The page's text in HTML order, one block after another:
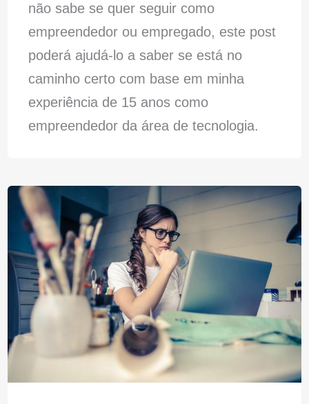
não sabe se quer seguir como
empreendedor ou empregado, este post
poderá ajudá-lo a saber se está no
caminho certo com base em minha
experiência de 15 anos como
empreendedor da área de tecnologia.